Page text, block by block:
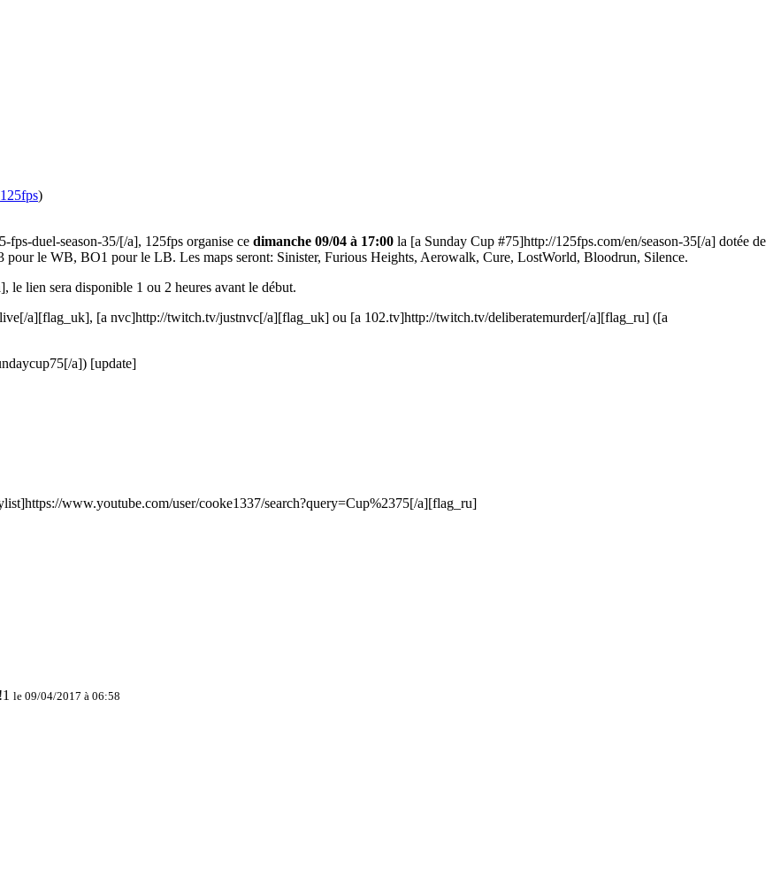
125fps)
fps-duel-season-35/[/a], 125fps organise ce dimanche 09/04 à 17:00 la [a Sunday Cup #75]http://125fps.com/en/season-35[/a] dotée de
pour le WB, BO1 pour le LB. Les maps seront: Sinister, Furious Heights, Aerowalk, Cure, LostWorld, Bloodrun, Silence.
le lien sera disponible 1 ou 2 heures avant le début.
a][flag_uk], [a nvc]http://twitch.tv/justnvc[/a][flag_uk] ou [a 102.tv]http://twitch.tv/deliberatemurder[/a][flag_ru] ([a
a]) [update]
www.youtube.com/user/cooke1337/search?query=Cup%2375[/a][flag_ru]
le 09/04/2017 à 06:58